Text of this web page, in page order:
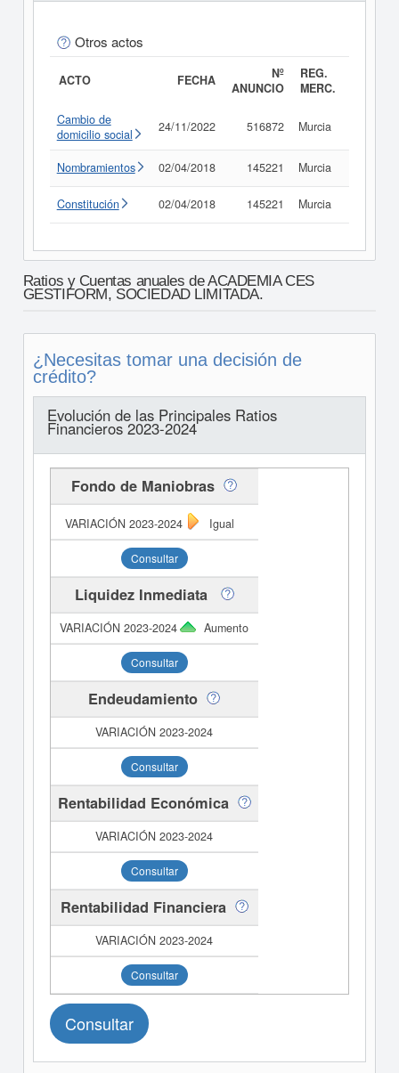
Otros actos
ACTO FECHA
Nº
ANUNCIO
REG.
MERC.
Cambio de
domicilio social
24/11/2022 516872 Murcia
Nombramientos 02/04/2018 145221 Murcia
Constitución 02/04/2018 145221 Murcia
Ratios y Cuentas anuales de ACADEMIA CES
GESTIFORM, SOCIEDAD LIMITADA.
¿Necesitas tomar una decisión de
crédito?
Evolución de las Principales Ratios
Financieros 2023-2024
Fondo de Maniobras
Igual
Consultar
Liquidez Inmediata
Aumento
Consultar
Endeudamiento
Consultar
Rentabilidad Económica
Consultar
Rentabilidad Financiera
Consultar
Consultar